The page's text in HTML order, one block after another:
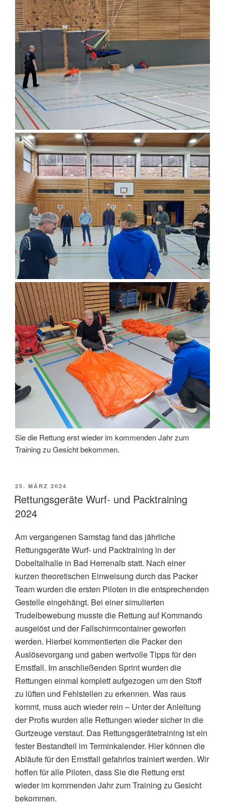
Sie die Rettung erst wieder im kommenden Jahr zum
Training zu Gesicht bekommen.
VERÖFFENTLICHT
AM
25. MÄRZ 2024
Rettungsgeräte Wurf- und Packtraining
2024
Am vergangenen Samstag fand das jährliche
Rettungsgeräte Wurf- und Packtraining in der
Dobeltalhalle in Bad Herrenalb statt. Nach einer
kurzen theoretischen Einweisung durch das Packer
Team wurden die ersten Piloten in die entsprechenden
Gestelle eingehängt. Bei einer simulierten
Trudelbewebung musste die Rettung auf Kommando
ausgelöst und der Fallschirmcontainer geworfen
werden. Hierbei kommentierten die Packer den
Auslösevorgang und gaben wertvolle Tipps für den
Ernstfall. Im anschließenden Sprint wurden die
Rettungen einmal komplett aufgezogen um den Stoff
zu lüften und Fehlstellen zu erkennen. Was raus
kommt, muss auch wieder rein – Unter der Anleitung
der Profis wurden alle Rettungen wieder sicher in die
Gurtzeuge verstaut. Das Rettungsgerätetraining ist ein
fester Bestandteil im Terminkalender. Hier können die
Abläufe für den Ernstfall gefahrlos trainiert werden. Wir
hoffen für alle Piloten, dass Sie die Rettung erst
wieder im kommenden Jahr zum Training zu Gesicht
bekommen.